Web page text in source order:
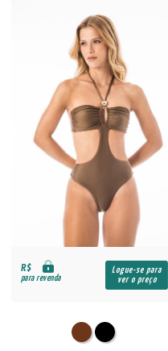
R$
para revenda
Logue-se para
ver o preço